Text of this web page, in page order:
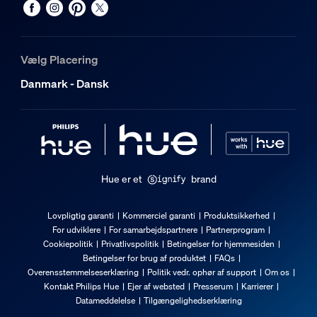
Driftstemperatur
-20 °C til 45 °C
Ekstra funktioner/tilbehør medfølger
Kan dæmpes med Hue app og switch
Lysegenskaber
Hvordan ved jeg, om jeg kan bruge
Hvad er rækkevidden for en
Vælg Placering
Danmark - Dansk
Hue er et brand
Lovpligtig garanti Kommerciel garanti
Produktsikkerhed
For udviklere
For samarbejdspartnere
Partnerprogram
Cookiepolitik
Privatlivspolitik
Betingelser for hjemmesiden
Betingelser for brug af produktet
FAQs
Overensstemmelseserklæring
Politik vedr. ophør af support
Om os
Kontakt Philips Hue
Ejer af websted Presserum
Karrierer
Datameddelelse
Tilgængelighedserklæring